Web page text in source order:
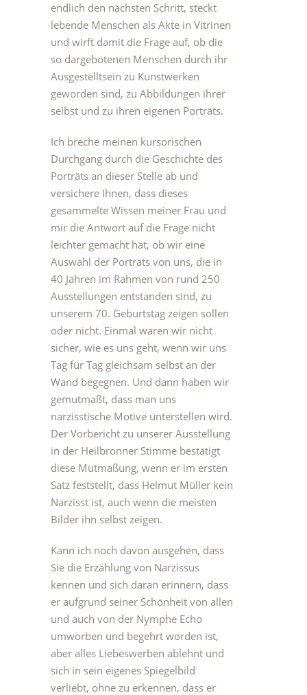
endlich den nächsten Schritt, steckt
lebende Menschen als Akte in Vitrinen
und wirft damit die Frage auf, ob die
so dargebotenen Menschen durch ihr
Ausgestelltsein zu Kunstwerken
geworden sind, zu Abbildungen ihrer
selbst und zu ihren eigenen Porträts.
Ich breche meinen kursorischen
Durchgang durch die Geschichte des
Porträts an dieser Stelle ab und
versichere Ihnen, dass dieses
gesammelte Wissen meiner Frau und
mir die Antwort auf die Frage nicht
leichter gemacht hat, ob wir eine
Auswahl der Porträts von uns, die in
40 Jahren im Rahmen von rund 250
Ausstellungen entstanden sind, zu
unserem 70. Geburtstag zeigen sollen
oder nicht. Einmal waren wir nicht
sicher, wie es uns geht, wenn wir uns
Tag für Tag gleichsam selbst an der
Wand begegnen. Und dann haben wir
gemutmaßt, dass man uns
narzisstische Motive unterstellen wird.
Der Vorbericht zu unserer Ausstellung
in der Heilbronner Stimme bestätigt
diese Mutmaßung, wenn er im ersten
Satz feststellt, dass Helmut Müller kein
Narzisst ist, auch wenn die meisten
Bilder ihn selbst zeigen.
Kann ich noch davon ausgehen, dass
Sie die Erzählung von Narzissus
kennen und sich daran erinnern, dass
er aufgrund seiner Schönheit von allen
und auch von der Nymphe Echo
umworben und begehrt worden ist,
aber alles Liebeswerben ablehnt und
sich in sein eigenes Spiegelbild
verliebt, ohne zu erkennen, dass er